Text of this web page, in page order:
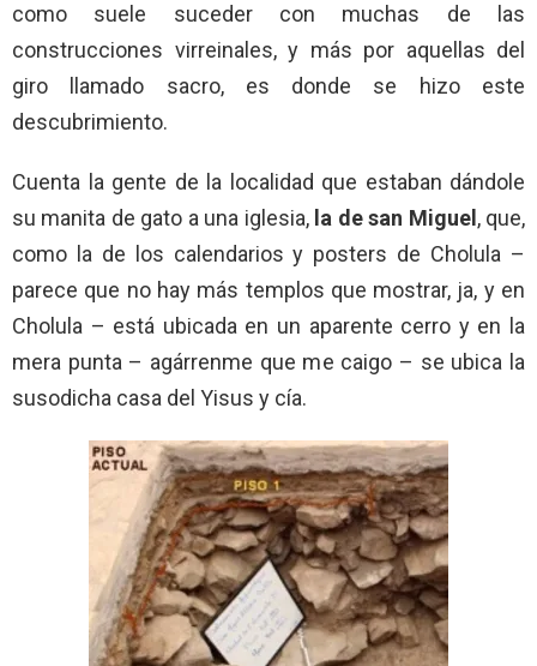
como suele suceder con muchas de las
construcciones virreinales, y más por aquellas del
giro llamado sacro, es donde se hizo este
descubrimiento.
Cuenta la gente de la localidad que estaban dándole
su manita de gato a una iglesia, la de san Miguel , que,
como la de los calendarios y posters de Cholula –
parece que no hay más templos que mostrar, ja, y en
Cholula – está ubicada en un aparente cerro y en la
mera punta – agárrenme que me caigo – se ubica la
susodicha casa del Yisus y cía.